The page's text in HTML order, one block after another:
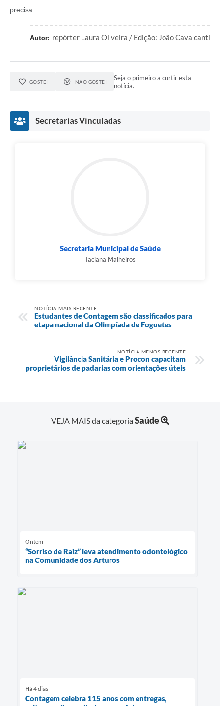
precisa.
Autor: repórter Laura Oliveira / Edição: João Cavalcanti
GOSTEI NÃO GOSTEI
Seja o primeiro a curtir esta
notícia.
Secretarias Vinculadas
Secretaria Municipal de Saúde
Taciana Malheiros
NOTÍCIA MAIS RECENTE
Estudantes de Contagem são classificados para
etapa nacional da Olimpíada de Foguetes
NOTÍCIA MENOS RECENTE
Vigilância Sanitária e Procon capacitam
proprietários de padarias com orientações úteis
VEJA MAIS da categoriaSaúde
Ontem
“Sorriso de Raiz” leva atendimento odontológico
na Comunidade dos Arturos
Há 4 dias
Contagem celebra 115 anos com entregas,